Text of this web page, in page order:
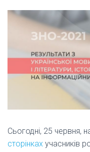
Сьогодні, 25 червня,
сторінках учасників